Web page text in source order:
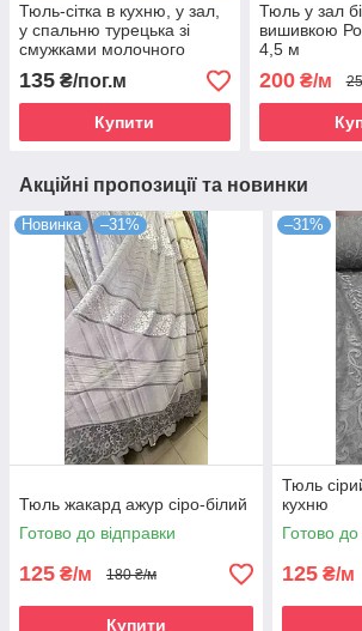
Тюль-сітка в кухню, у зал,
у спальню турецька зі
смужками молочного
кольору на фатині
135 ₴/пог.м
Купити
Тюль у зал
вишивкою
4,5 м
200₴/м
Акційні пропозиції та новинки
Новинка –31%
Тюль жакард ажур сіро-білий
Готово до відправки
125 ₴/м 180 ₴/м
Купити
–31%
Тюль
кухню
Готово до
125 ₴/м